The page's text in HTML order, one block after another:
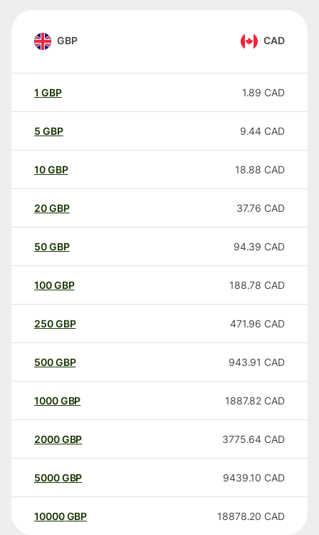
GBP CAD
1 GBP 1.89 CAD
5 GBP 9.44 CAD
10GBP 18.88 CAD
20GBP 37.76 CAD
50GBP 94.39 CAD
100GBP 188.78 CAD
250GBP 471.96 CAD
500GBP 943.91 CAD
1000GBP 1887.82 CAD
2000GBP 3775.64 CAD
5000GBP 9439.10 CAD
10000 GBP 18878.20 CAD